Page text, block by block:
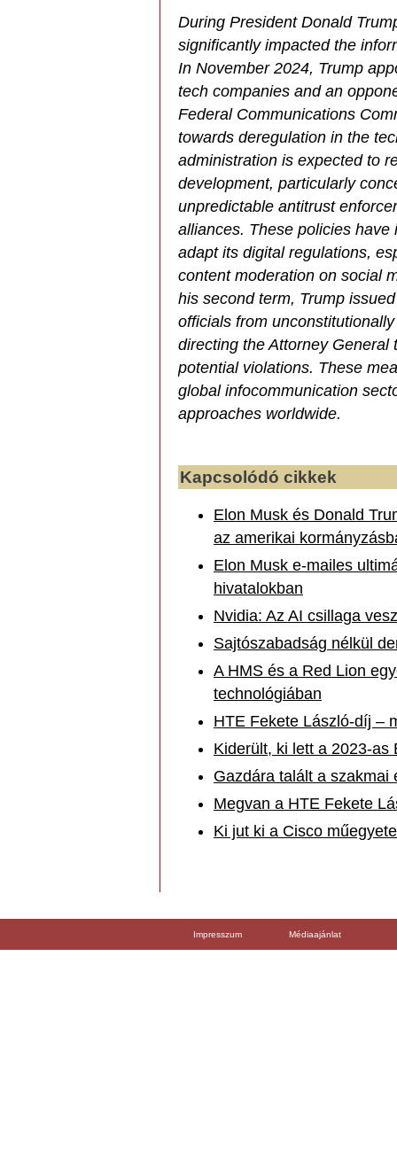
During President Donald
significantly impacted the
In November 2024, Trump
tech companies and an
Federal Communications
towards deregulation in the
administration is expected to
development, particularly
unpredictable antitrust
alliances. These policies
adapt its digital regulations,
content moderation on social
his second term, Trump
officials from
directing the Attorney
potential violations. These
global infocommunication
approaches worldwide.
Kapcsolódó cikkek
Elon Musk és Donald
az amerikai
Elon Musk e-mailes
hivatalokban
Nvidia: Az AI csillaga
Sajtószabadság nélkül
A HMS és a Red Lion
technológiában
HTE Fekete László-díj –
Kiderült, ki lett a 2023-as
Gazdára talált a szakmai
Megvan a HTE Fekete
Ki jut ki a Cisco
Impresszum Médiaajánlat